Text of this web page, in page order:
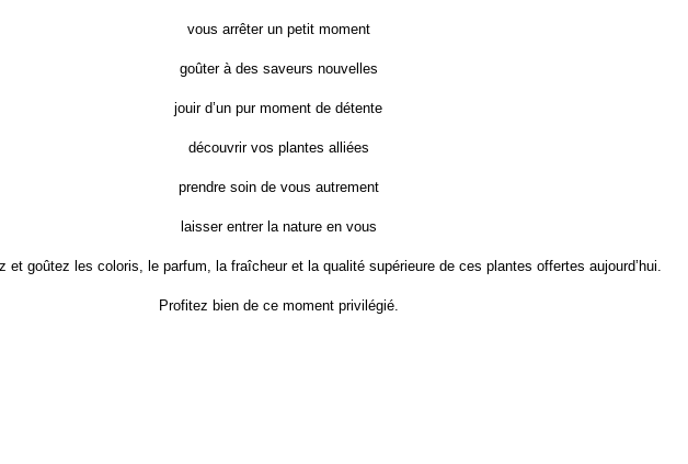
vous arrêter un petit moment
goûter à des saveurs nouvelles
jouir d’un pur moment de détente
découvrir vos plantes alliées
prendre soin de vous autrement
laisser entrer la nature en vous
et goûtez les coloris, le parfum, la fraîcheur et la qualité supérieure de ces plantes offertes aujourd’hui.
Profitez bien de ce moment privilégié.